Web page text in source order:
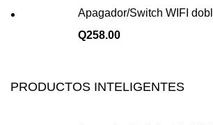
Apagador/Switch WIFI
Q258.00
PRODUCTOS INTELIGENTES